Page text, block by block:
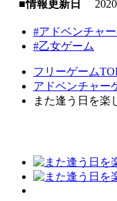
■情報更新日
#アドベンチャ
#乙女ゲーム
フリーゲーム
アドベンチャー
また逢う日を楽